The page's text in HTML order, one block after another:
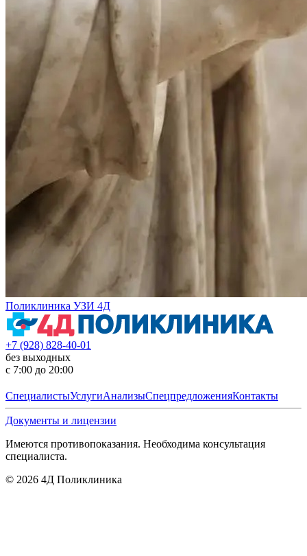
Поликлиника УЗИ 4Д
+7 (928) 828-40-01
без выходных
с 7:00 до 20:00
СпециалистыУслугиАнализыСпецпредложенияКонтакты
Документы и лицензии
Имеются противопоказания. Необходима консультация
специалиста.
© 2026 4Д Поликлиника